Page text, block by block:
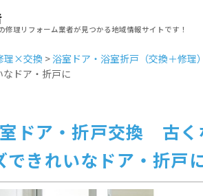
修理リフォーム業者が見つかる地域情報サイトです！
理×交換 > 浴室ドア・浴室折戸（交換＋修理）
なドア・折戸に
ドア・折戸交換 古く
できれいなドア・折戸